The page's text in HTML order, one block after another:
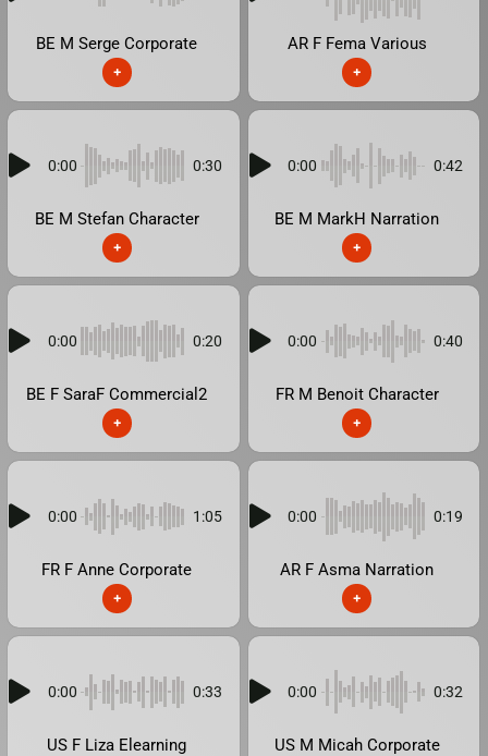
BE M Serge Corporate
+
AR F Fema Various
+
0:00 0:30
BE M Stefan Character
+
0:00 0:42
BE M MarkH Narration
+
0:00 0:20
BE F SaraF Commercial2
+
0:00 0:40
FR M Benoit Character
+
0:00 1:05
FR F Anne Corporate
+
0:00 0:19
AR F Asma Narration
+
0:00 0:33
US F Liza Elearning
0:00 0:32
US M Micah Corporate